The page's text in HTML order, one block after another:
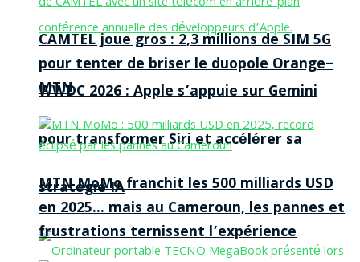
WWDC 2026 : Apple s’appuie sur Gemini
pour transformer Siri et accélérer sa
stratégie IA
CAMTEL joue gros : 2,3 millions de SIM 5G
pour tenter de briser le duopole Orange–
MTN
MTN MoMo franchit les 500 milliards USD
en 2025… mais au Cameroun, les pannes et
frustrations ternissent l’expérience